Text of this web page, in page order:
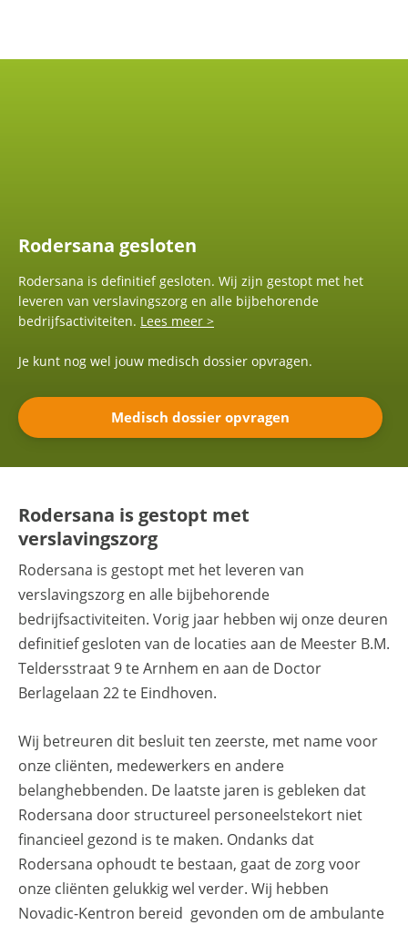
Rodersana gesloten
Rodersana is definitief gesloten. Wij zijn gestopt met het
leveren van verslavingszorg en alle bijbehorende
bedrijfsactiviteiten. Lees meer >
Je kunt nog wel jouw medisch dossier opvragen.
Medisch dossier opvragen
Rodersana is gestopt met
verslavingszorg
Rodersana is gestopt met het leveren van
verslavingszorg en alle bijbehorende
bedrijfsactiviteiten. Vorig jaar hebben wij onze deuren
definitief gesloten van de locaties aan de Meester B.M.
Teldersstraat 9 te Arnhem en aan de Doctor
Berlagelaan 22 te Eindhoven.
Wij betreuren dit besluit ten zeerste, met name voor
onze cliënten, medewerkers en andere
belanghebbenden. De laatste jaren is gebleken dat
Rodersana door structureel personeelstekort niet
financieel gezond is te maken. Ondanks dat
Rodersana ophoudt te bestaan, gaat de zorg voor
onze cliënten gelukkig wel verder. Wij hebben
Novadic-Kentron bereid gevonden om de ambulante